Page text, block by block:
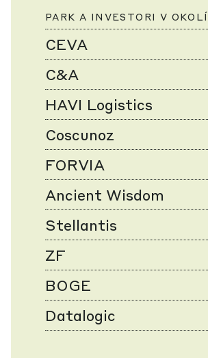
PARK A INVESTORI V OKOLÍ
CEVA
C&A
HAVI Logistics
Coscunoz
FORVIA
Ancient Wisdom
Stellantis
ZF
BOGE
Datalogic